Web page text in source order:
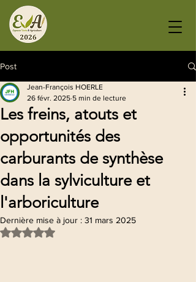
Post
Les freins, atouts et
opportunités des
carburants de synthèse
dans la sylviculture et
l'arboriculture
Jean-François HOERLE
26 févr. 2025 5 min de lecture
Dernière mise à jour : 31 mars 2025
Noté NaN étoiles sur 5.